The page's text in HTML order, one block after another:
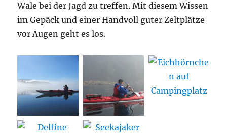
Wale bei der Jagd zu treffen. Mit diesem Wissen
im Gepäck und einer Handvoll guter Zeltplätze
vor Augen geht es los.